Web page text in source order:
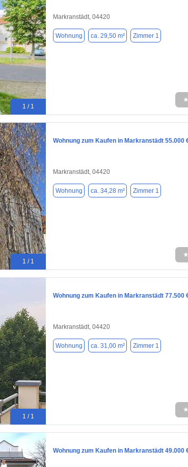
1 / 1
Markranstädt, 04420
Wohnung ca. 29,50 m² Zimmer 1
★
1 / 1
Wohnung zum Kaufen in Markranstädt 55.000
Markranstädt, 04420
Wohnung ca. 34,28 m² Zimmer 1
★
1 / 1
Wohnung zum Kaufen in Markranstädt 77.500
Markranstädt, 04420
Wohnung ca. 31,00 m² Zimmer 1
★
Wohnung zum Kaufen in Markranstädt 49.000